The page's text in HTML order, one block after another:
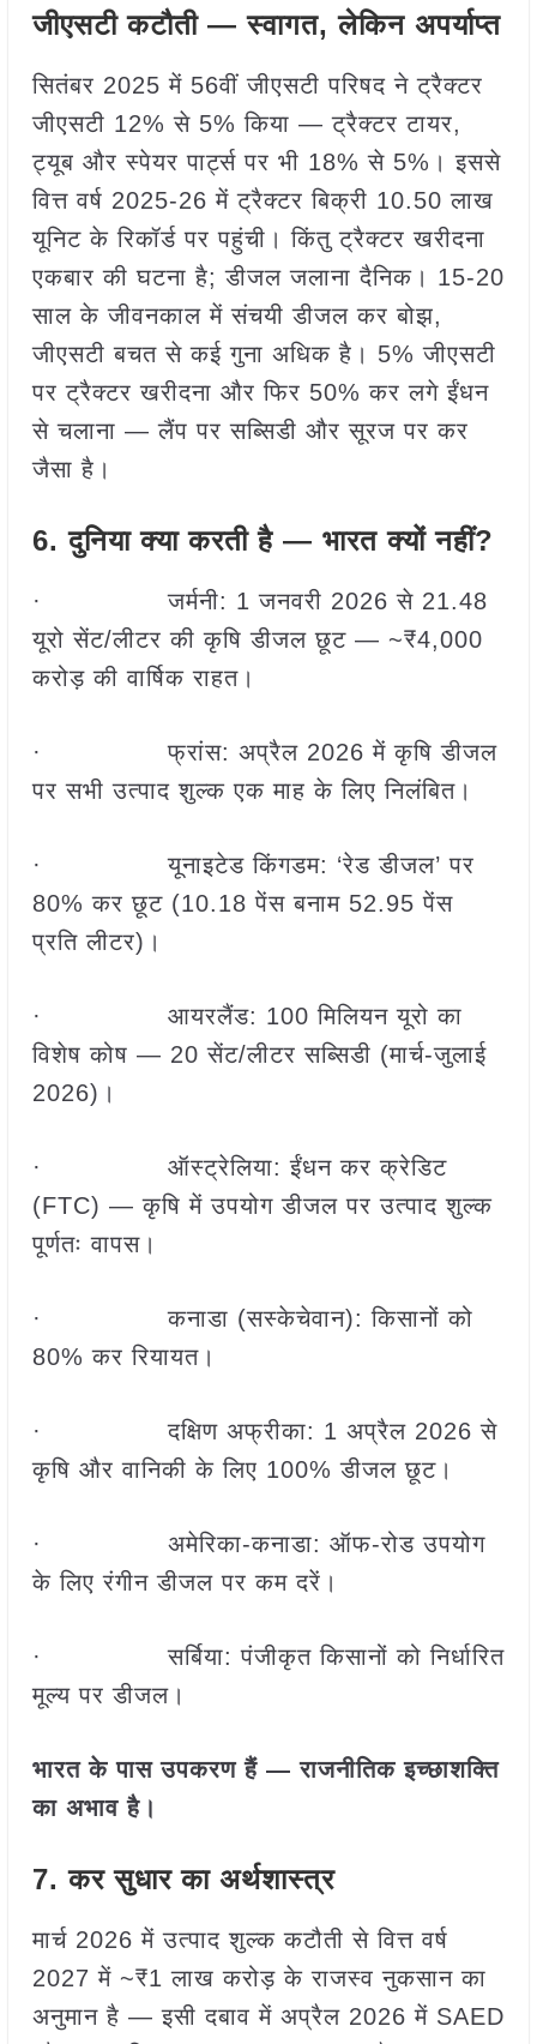
जीएसटी कटौती — स्वागत, लेकिन अपर्याप्त
सितंबर 2025 में 56वीं जीएसटी परिषद ने ट्रैक्टर
जीएसटी 12% से 5% किया — ट्रैक्टर टायर,
ट्यूब और स्पेयर पार्ट्स पर भी 18% से 5%। इससे
वित्त वर्ष 2025-26 में ट्रैक्टर बिक्री 10.50 लाख
यूनिट के रिकॉर्ड पर पहुंची। किंतु ट्रैक्टर खरीदना
एकबार की घटना है; डीजल जलाना दैनिक। 15-20
साल के जीवनकाल में संचयी डीजल कर बोझ,
जीएसटी बचत से कई गुना अधिक है। 5% जीएसटी
पर ट्रैक्टर खरीदना और फिर 50% कर लगे ईंधन
से चलाना — लैंप पर सब्सिडी और सूरज पर कर
जैसा है।
6. दुनिया क्या करती है — भारत क्यों नहीं?
· जर्मनी: 1 जनवरी 2026 से 21.48
यूरो सेंट/लीटर की कृषि डीजल छूट — ~₹4,000
करोड़ की वार्षिक राहत।
· फ्रांस: अप्रैल 2026 में कृषि डीजल
पर सभी उत्पाद शुल्क एक माह के लिए निलंबित।
· यूनाइटेड किंगडम: ‘रेड डीजल’ पर
80% कर छूट (10.18 पेंस बनाम 52.95 पेंस
प्रति लीटर)।
· आयरलैंड: 100 मिलियन यूरो का
विशेष कोष — 20 सेंट/लीटर सब्सिडी (मार्च-जुलाई
2026)।
· ऑस्ट्रेलिया: ईंधन कर क्रेडिट
(FTC) — कृषि में उपयोग डीजल पर उत्पाद शुल्क
पूर्णतः वापस।
· कनाडा (सस्केचेवान): किसानों को
80% कर रियायत।
· दक्षिण अफ्रीका: 1 अप्रैल 2026 से
कृषि और वानिकी के लिए 100% डीजल छूट।
· अमेरिका-कनाडा: ऑफ-रोड उपयोग
के लिए रंगीन डीजल पर कम दरें।
· सर्बिया: पंजीकृत किसानों को निर्धारित
मूल्य पर डीजल।
भारत के पास उपकरण हैं — राजनीतिक इच्छाशक्ति
का अभाव है।
7. कर सुधार का अर्थशास्त्र
मार्च 2026 में उत्पाद शुल्क कटौती से वित्त वर्ष
2027 में ~₹1 लाख करोड़ के राजस्व नुकसान का
अनुमान है — इसी दबाव में अप्रैल 2026 में SAED